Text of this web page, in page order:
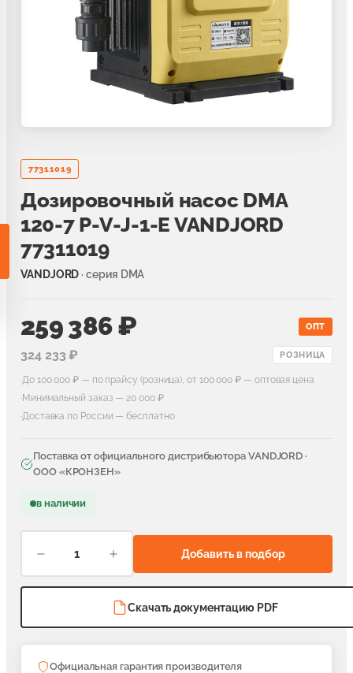
77311019
Дозировочный насос DMA
120-7 P-V-J-1-E VANDJORD
77311019
VANDJORD · серия DMA
259 386 ₽ ОПТ
324 233 ₽ РОЗНИЦА
·До 100 000 ₽ — по прайсу (розница), от 100 000 ₽ — оптовая цена
·Минимальный заказ — 20 000 ₽
·Доставка по России — бесплатно
Поставка от официального дистрибьютора VANDJORD ·
ООО «КРОНЗЕН»
в наличии
Добавить в подбор
Скачать документацию PDF
Официальная гарантия производителя
гарнитуры для радиаторов 90
для дизайн-радиаторов
и комплектующие для радиаторов